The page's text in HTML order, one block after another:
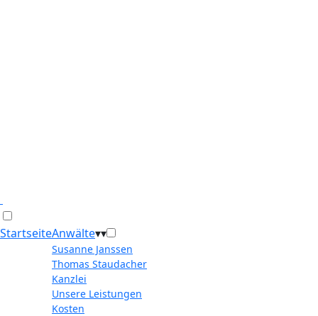
StartseiteAnwälte▾▾
Susanne Janssen
Thomas Staudacher
Kanzlei
Unsere Leistungen
Kosten